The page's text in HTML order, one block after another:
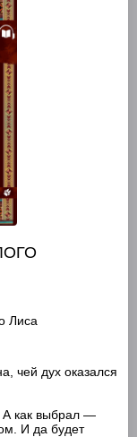
Лиса
чей дух оказался
А как выбрал —
И да будет